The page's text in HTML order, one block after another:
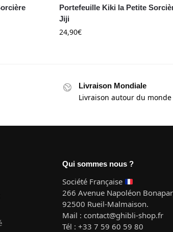
Portefeuille Kiki la Petite
Jiji
24,90€
Livraison Mondiale
Livraison autour du monde
Qui sommes nous ?
Société Française
266 Avenue Napoléon
92500 Rueil-Malmaison.
Mail : contact@ghibli-shop.fr
Tél : +33 7 59 60 59 80